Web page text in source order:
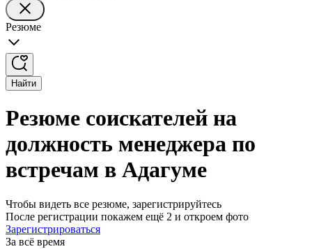
Резюме
Найти
Резюме соискателей на
должность менеджера по
встречам в Адагуме
Чтобы видеть все резюме, зарегистрируйтесь
После регистрации покажем ещё 2 и откроем фото
Зарегистрироваться
За всё время